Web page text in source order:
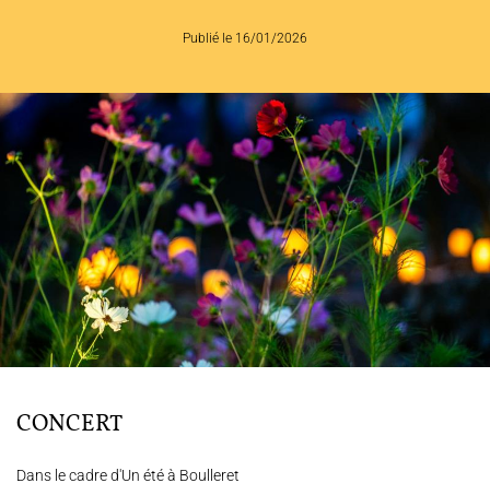
L'ENSEMBLE JACQUES MODERNE
JOËL SUHUBIETTE
AGENDA
PROGRAMMES
MÉDIATION CULTURELLE
Nous soutenir Vidéos
Publié le 16/01/2026
CONCERT
Dans le cadre d'Un été à Boulleret